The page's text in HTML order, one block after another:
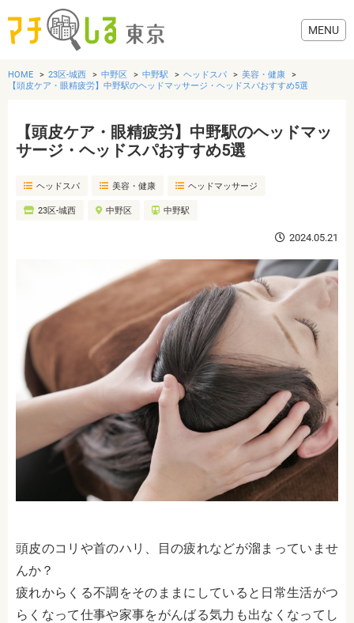
グルメ
美容・健康
生活
HOME 23区-城西 中野区 中野駅 ヘッドスパ
美容・健康
【頭皮ケア・眼精疲労】中野駅のヘッドマッサージ・ヘッドスパおすすめ5選
【頭皮ケア・眼精疲労】中野駅のヘッドマッ
サージ・ヘッドスパおすすめ5選
ヘッドスパ 美容・健康 ヘッドマッサージ
23区-城西 中野区 中野駅
2024.05.21
頭皮のコリや首のハリ、目の疲れなどが溜まっていませ
んか？
疲れからくる不調をそのままにしていると日常生活がつ
らくなって仕事や家事をがんばる気力も出なくなってし